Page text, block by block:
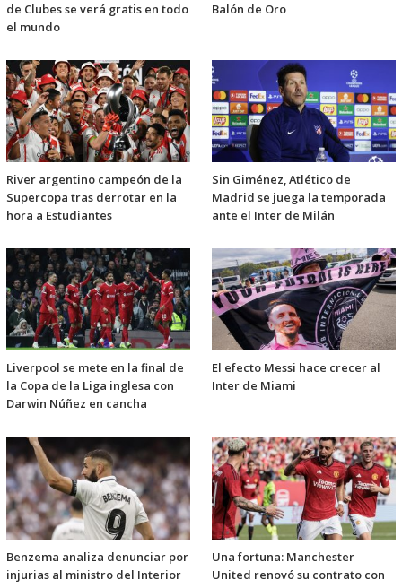
de Clubes se verá gratis en todo
el mundo
Balón de Oro
River argentino campeón de la
Supercopa tras derrotar en la
hora a Estudiantes
Sin Giménez, Atlético de
Madrid se juega la temporada
ante el Inter de Milán
Liverpool se mete en la final de
la Copa de la Liga inglesa con
Darwin Núñez en cancha
El efecto Messi hace crecer al
Inter de Miami
Benzema analiza denunciar por
injurias al ministro del Interior
Una fortuna: Manchester
United renovó su contrato con